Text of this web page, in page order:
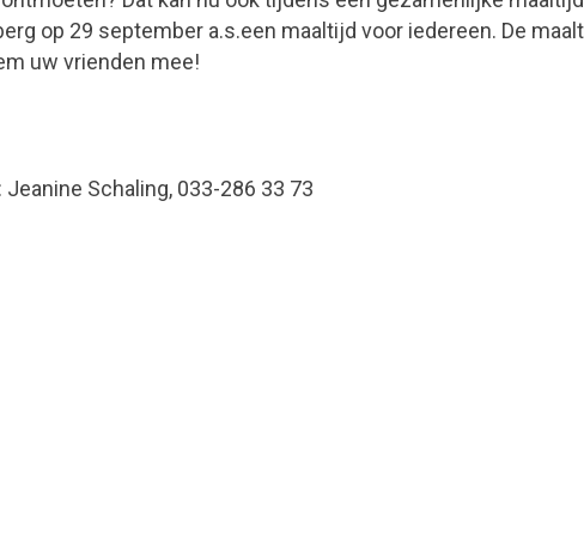
op 29 september a.s.een maaltijd voor iedereen. De
uw vrienden mee!
Schaling, 033-286 33 73